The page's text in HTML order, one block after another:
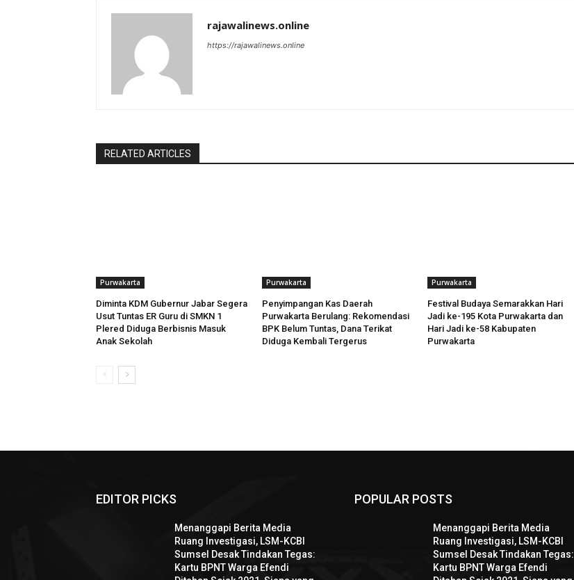
rajawalinews.online
https://rajawalinews.online
RELATED ARTICLES
Purwakarta
Diminta KDM Gubernur Jabar Segera
Usut Tuntas ER Guru di SMKN 1
Plered Diduga Berbisnis Masuk
Anak Sekolah
Purwakarta
Penyimpangan Kas Daerah
Purwakarta Berulang: Rekomendasi
BPK Belum Tuntas, Dana Terikat
Diduga Kembali Tergerus
Purwakarta
Festival Budaya Semarakkan Hari
Jadi ke-195 Kota Purwakarta dan
Hari Jadi ke-58 Kabupaten
Purwakarta
EDITOR PICKS
Menanggapi Berita Media
Ruang Investigasi, LSM-KCBI
Sumsel Desak Tindakan Tegas:
Kartu BPNT Warga Efendi
POPULAR POSTS
Menanggapi Berita Media
Ruang Investigasi, LSM-KCBI
Sumsel Desak Tindakan Tegas:
Kartu BPNT Warga Efendi